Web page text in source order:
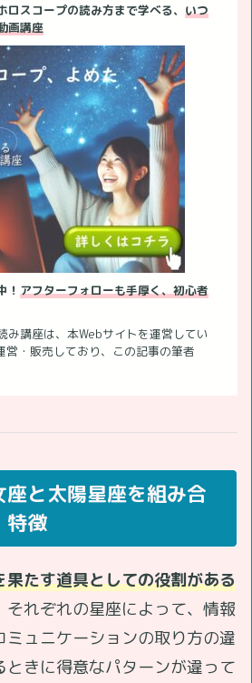
スコープの読み方まで学べる、 いつ
画講座
！ アフターフォローも手厚く、初心者
講座は、本Webサイトを運営してい
営・販売しており、この記事の筆者
座と太陽星座を組み合
特徴
たす道具としての役割がある
それぞれの星座によって、情報
ミュニケーションの取り方の違
ときに得意なパターンが違って